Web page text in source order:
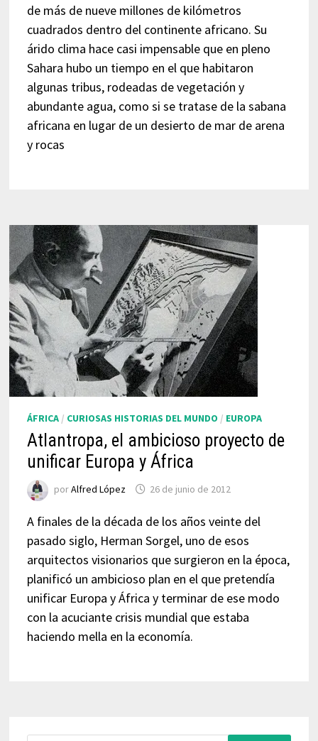
de más de nueve millones de kilómetros
cuadrados dentro del continente africano. Su
árido clima hace casi impensable que en pleno
Sahara hubo un tiempo en el que habitaron
algunas tribus, rodeadas de vegetación y
abundante agua, como si se tratase de la sabana
africana en lugar de un desierto de mar de arena
y rocas
ÁFRICA/ CURIOSAS HISTORIAS DEL MUNDO / EUROPA
Atlantropa, el ambicioso proyecto de
unificar Europa y África
porAlfred López 26 de junio de 2012
A finales de la década de los años veinte del
pasado siglo, Herman Sorgel, uno de esos
arquitectos visionarios que surgieron en la época,
planificó un ambicioso plan en el que pretendía
unificar Europa y África y terminar de ese modo
con la acuciante crisis mundial que estaba
haciendo mella en la economía.